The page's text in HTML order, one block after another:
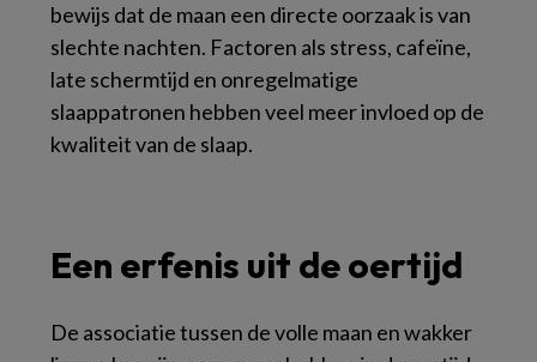
bewijs dat de maan een directe oorzaak is van
slechte nachten. Factoren als stress, cafeïne,
late schermtijd en onregelmatige
slaappatronen hebben veel meer invloed op de
kwaliteit van de slaap.
Een erfenis uit de oertijd
De associatie tussen de volle maan en wakker